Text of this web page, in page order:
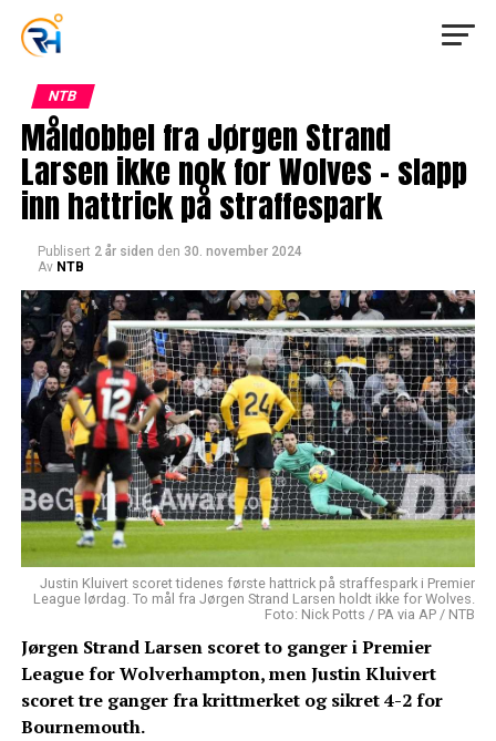
NTB
Måldobbel fra Jørgen Strand
Larsen ikke nok for Wolves – slapp
inn hattrick på straffespark
Publisert 2 år siden den 30. november 2024
Av NTB
Justin Kluivert scoret tidenes første hattrick på straffespark i Premier
League lørdag. To mål fra Jørgen Strand Larsen holdt ikke for Wolves.
Foto: Nick Potts / PA via AP / NTB
Jørgen Strand Larsen scoret to ganger i Premier
League for Wolverhampton, men Justin Kluivert
scoret tre ganger fra krittmerket og sikret 4-2 for
Bournemouth.